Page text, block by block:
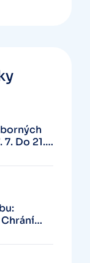
Do 21.